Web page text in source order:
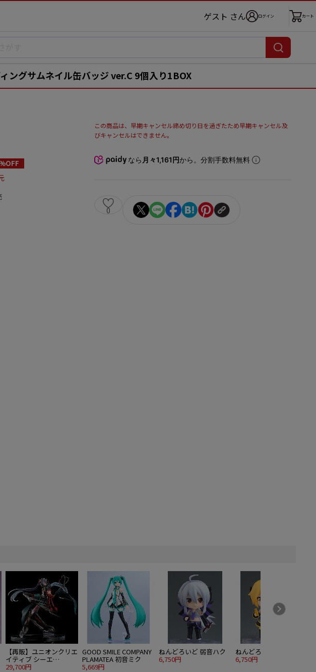
ゲスト さん ログイン カート
グサムネイル缶バッジ ver.C 9個入り1BOX
この商品は、早期キャンセル締め切り日を過ぎたため早期キャンセル及
びキャンセルはできません。
なら 月々1,161円から。分割手数料無料
0
【再販】ユニオンクリエ
イティブ シーエ
JAPANESE Style 15th
29,700円
GOOD SMILE COMPANY
PLAMATEA 初音ミク
5,669円
ねんどろいど 弱音ハク
6,750円
ねんどろいど 亞北ネル
6,750円